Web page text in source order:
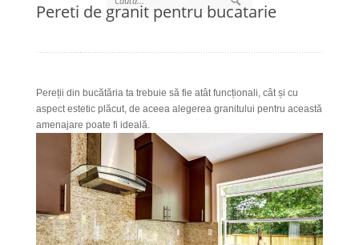
Pereti de granit pentru bucatarie
Pereții din bucătăria ta trebuie să fie atât funcționali, cât și cu
aspect estetic plăcut, de aceea alegerea granitului pentru această
amenajare poate fi ideală.